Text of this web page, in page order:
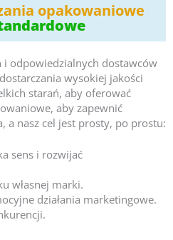
opakowaniowe
i odpowiedzialnych dostawców
wysokiej jakości
starań, aby oferować
aby zapewnić
a nasz cel jest prosty, po prostu:
sensi rozwijać
własnej marki.
działania marketingowe.